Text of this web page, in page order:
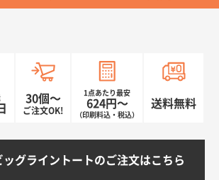
30個〜
ご注文OK!
1点あたり最安
624円〜
（印刷料込・税込）
送料無料
グライントートのご注文はこちら